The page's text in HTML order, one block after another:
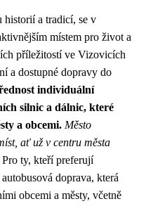
historií a tradicí, se v
místem pro život a
příležitostí ve Vizovicích
a dostupné dopravy do
individuální
silnic a dálnic, které
a obcemi. Město
ať už v centru města
Pro ty, kteří preferují
doprava, která
obcemi a městy, včetně